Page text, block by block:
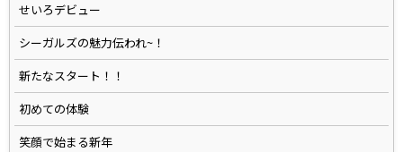
せいろデビュー
シーガルズの魅力伝われ~！
新たなスタート！！
初めての体験
笑顔で始まる新年